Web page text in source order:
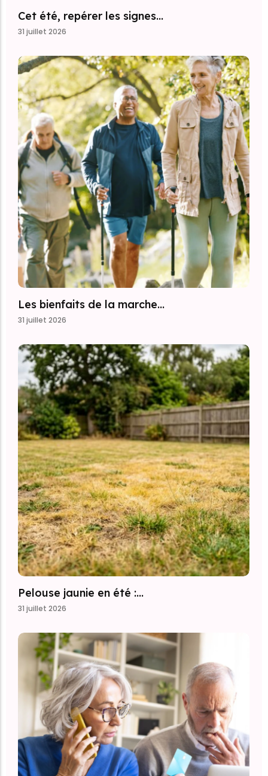
Cet été, repérer les signes…
31 juillet 2026
Les bienfaits de la marche…
31 juillet 2026
Pelouse jaunie en été :…
31 juillet 2026